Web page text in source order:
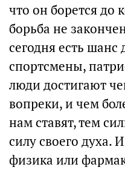
что он борется до
борьба не
сегодня есть шанс
спортсмены,
люди достигают
вопреки, и чем
нам ставят, тем
силу своего духа.
физика или